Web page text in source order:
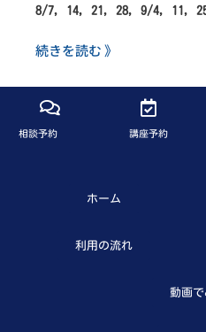
8/7, 14, 21, 28, 9/4, 11,
続きを読む 》
相談予約 講座予約
ホーム
利用の流れ
動画で